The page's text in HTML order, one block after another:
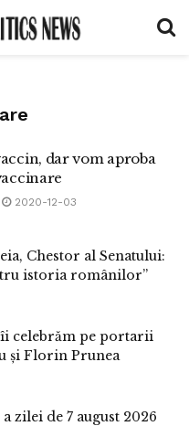
dar vom aproba
2020-12-03
Chestor al Senatului:
istoria românilor”
îi celebrăm pe portarii
și Florin Prunea
zilei de 7 august 2026